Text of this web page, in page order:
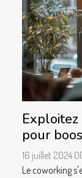
pour
16 juillet 2024
Le coworking